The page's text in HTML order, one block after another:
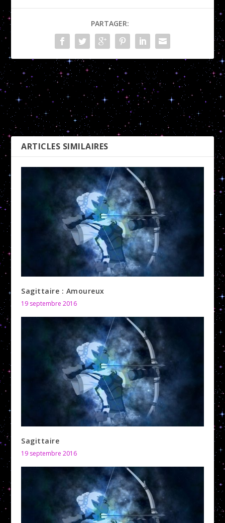
PARTAGER:
Le Scorpion et ses enfants
PRÉCÉDENT
Le Capricorne et ses
enfants
SUIVANT
ARTICLES SIMILAIRES
Sagittaire : Amoureux
19 septembre 2016
Sagittaire
19 septembre 2016